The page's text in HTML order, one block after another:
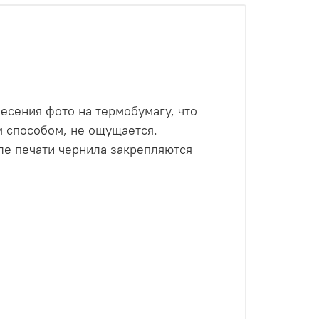
фото на термобумагу, что
способом, не ощущается.
печати чернила закрепляются